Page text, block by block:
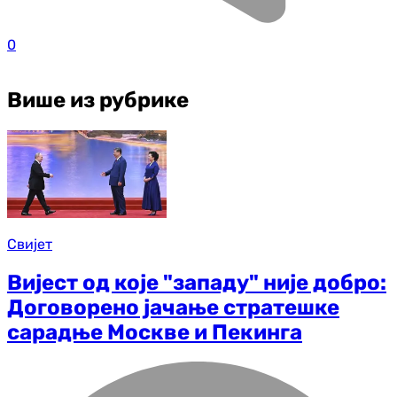
0
Више из рубрике
Свијет
Вијест од које "западу" није добро:
Договорено јачање стратешке
сарадње Москве и Пекинга